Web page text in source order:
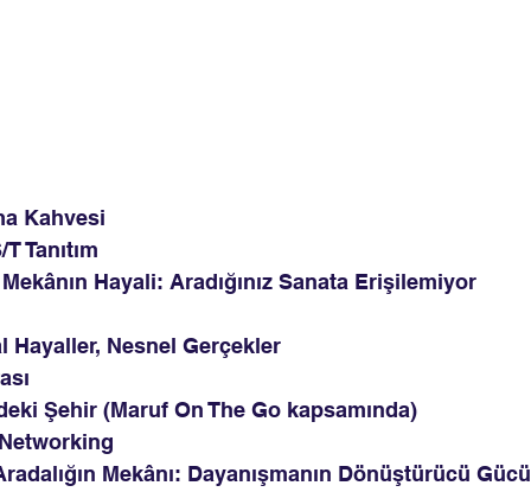
Kahvesi
Tanıtım
Hayali: Aradığınız Sanata Erişilemiyor
Hayaller, Nesnel Gerçekler
Şehir (Maruf On The Go kapsamında)
Mekânı: Dayanışmanın Dönüştürücü Gücü